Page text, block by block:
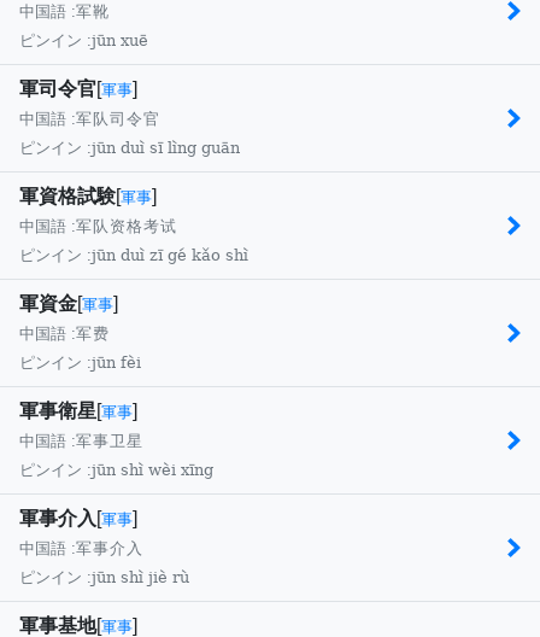
中国語 :军靴
ピンイン :jūn xuē
軍司令官[軍事]
中国語 :军队司令官
ピンイン :jūn duì sī lìng guān
軍資格試験[軍事]
中国語 :军队资格考试
ピンイン :jūn duì zī gé kǎo shì
軍資金[軍事]
中国語 :军费
ピンイン :jūn fèi
軍事衛星[軍事]
中国語 :军事卫星
ピンイン :jūn shì wèi xīng
軍事介入 [軍事]
中国語 :军事介入
ピンイン :jūn shì jiè rù
軍事基地[軍事]